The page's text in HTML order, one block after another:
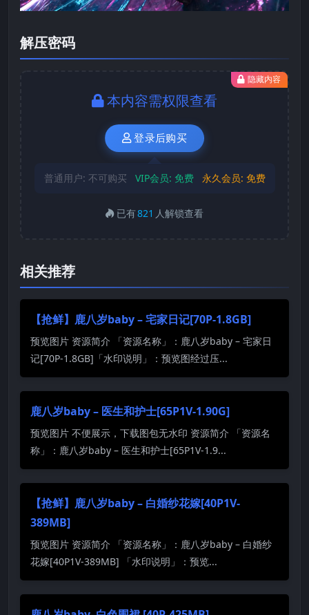
解压密码
隐藏内容
本内容需权限查看
登录后购买
普通用户: 不可购买 VIP会员: 免费 永久会员: 免费
已有821 人解锁查看
相关推荐
【抢鲜】鹿八岁baby – 宅家日记[70P-1.8GB]
预览图片 资源简介 「资源名称」：鹿八岁baby – 宅家日
记[70P-1.8GB]「水印说明」：预览图经过压...
鹿八岁baby – 医生和护士[65P1V-1.90G]
预览图片 不便展示，下载图包无水印 资源简介 「资源名
称」：鹿八岁baby – 医生和护士[65P1V-1.9...
【抢鲜】鹿八岁baby – 白婚纱花嫁[40P1V-
389MB]
预览图片 资源简介 「资源名称」：鹿八岁baby – 白婚纱
花嫁[40P1V-389MB] 「水印说明」：预览...